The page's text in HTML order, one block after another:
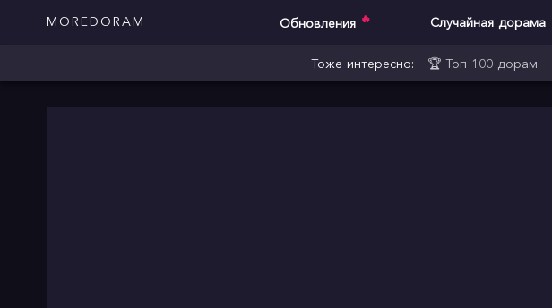
MOREDORAM Обновления 🔥 Случайная дорама
Тоже интересно: 🏆 Топ 100 дорам